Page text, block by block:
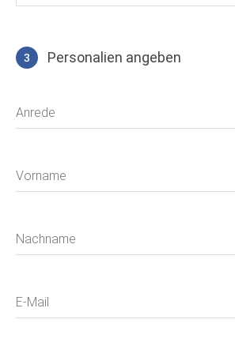
3 Personalien angeben
Anrede
Vorname
Nachname
E-Mail